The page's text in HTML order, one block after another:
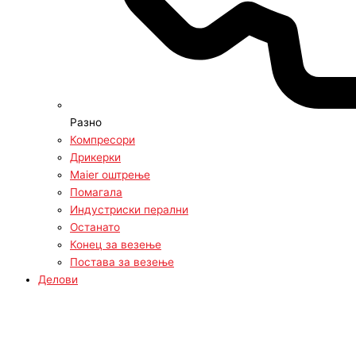
Разно
Компресори
Дрикерки
Maier оштрење
Помагала
Индустриски перални
Останато
Конец за везење
Постава за везење
Делови